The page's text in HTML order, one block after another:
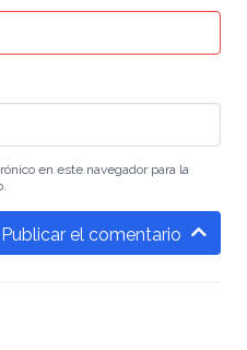
en este navegador para la
Publicar el comentario